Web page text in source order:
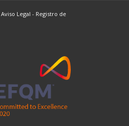
Aviso Legal - Registro de